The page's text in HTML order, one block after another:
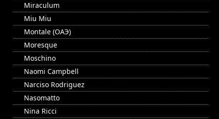
Miraculum
Miu Miu
Montale (ОАЭ)
Moresque
Moschino
Naomi Campbell
Narciso Rodriguez
Nasomatto
Nina Ricci